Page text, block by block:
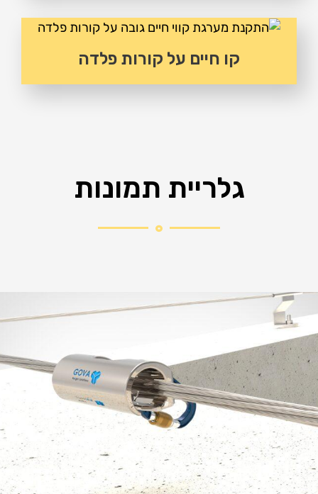
קו חיים על קורות פלדה
גלריית תמונות